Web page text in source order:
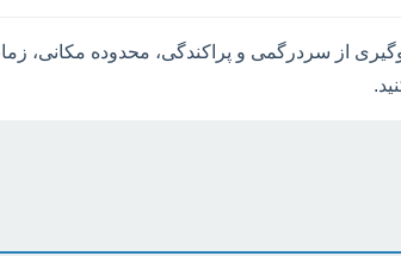
از سردرگمی و پراکندگی، محدوده مکانی،